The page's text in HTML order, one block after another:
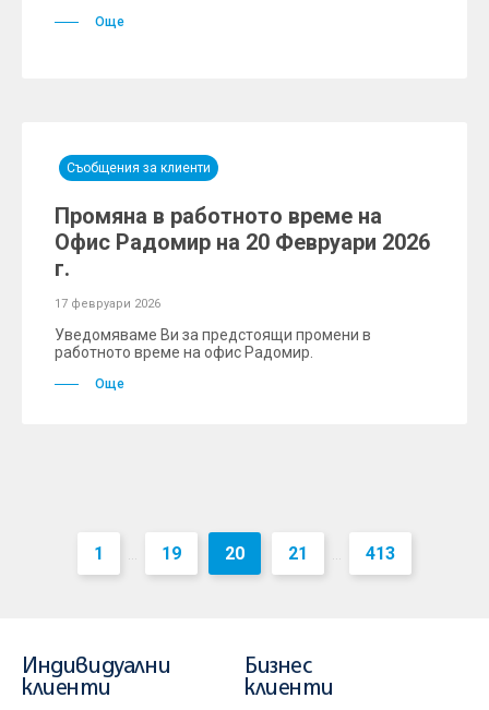
Още
Съобщения за клиенти
Промяна в работното време на
Офис Радомир на 20 Февруари 2026
г.
17 февруари 2026
Уведомяваме Ви за предстоящи промени в
работното време на офис Радомир.
Още
1 ... 19 20 21 ... 413
Индивидуални
клиенти
Бизнес
клиенти